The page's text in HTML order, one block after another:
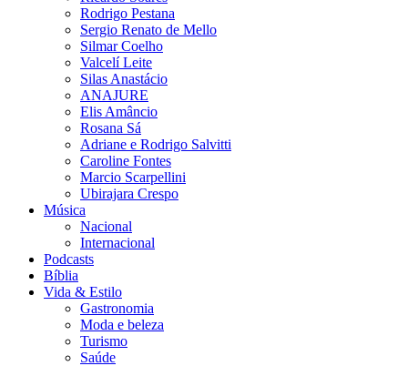
Rodrigo Pestana
Sergio Renato de Mello
Silmar Coelho
Valcelí Leite
Silas Anastácio
ANAJURE
Elis Amâncio
Rosana Sá
Adriane e Rodrigo Salvitti
Caroline Fontes
Marcio Scarpellini
Ubirajara Crespo
Música
Nacional
Internacional
Podcasts
Bíblia
Vida & Estilo
Gastronomia
Moda e beleza
Turismo
Saúde